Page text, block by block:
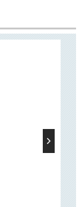
千駄木」。
ず荷物をなかなか